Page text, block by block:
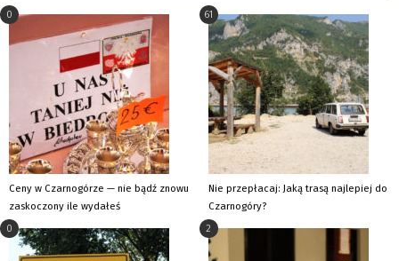
Ceny w Czarnogórze — nie bądź znowu
zaskoczony ile wydałeś
0
Nie przepłacaj: Jaką trasą najlepiej do
Czarnogóry?
61
0 2